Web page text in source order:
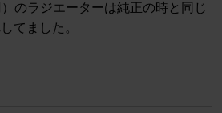
のラジエーターは純正の時と同じ
てました。